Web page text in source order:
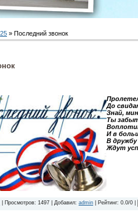
25 » Последний звонок
До
Знай,
Ты
И в
В дружбу
Ждут
| Просмотров: 1497 | Добавил: admin | Рейтинг: 0.0/0 |